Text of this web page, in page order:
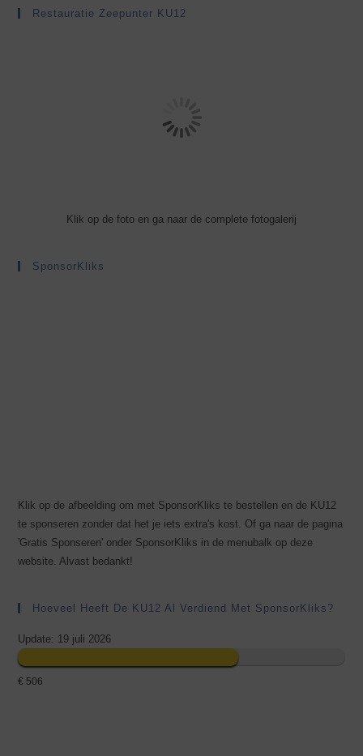
Restauratie Zeepunter KU12
Klik op de foto en ga naar de complete fotogalerij
SponsorKliks
Klik op de afbeelding om met SponsorKliks te bestellen en de KU12
te sponseren zonder dat het je iets extra's kost. Of ga naar de pagina
'Gratis Sponseren' onder SponsorKliks in de menubalk op deze
website. Alvast bedankt!
Hoeveel Heeft De KU12 Al Verdiend Met SponsorKliks?
Update: 19 juli 2026
€ 506